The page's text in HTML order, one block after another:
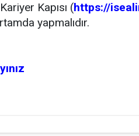
Kapısı (https://
yapmalıdır.